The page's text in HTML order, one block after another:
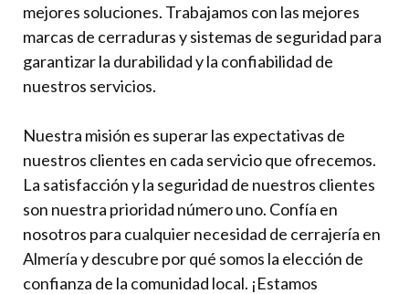
mejores soluciones. Trabajamos con las mejores
marcas de cerraduras y sistemas de seguridad para
garantizar la durabilidad y la confiabilidad de
nuestros servicios.
Nuestra misión es superar las expectativas de
nuestros clientes en cada servicio que ofrecemos.
La satisfacción y la seguridad de nuestros clientes
son nuestra prioridad número uno. Confía en
nosotros para cualquier necesidad de cerrajería en
Almería y descubre por qué somos la elección de
confianza de la comunidad local. ¡Estamos